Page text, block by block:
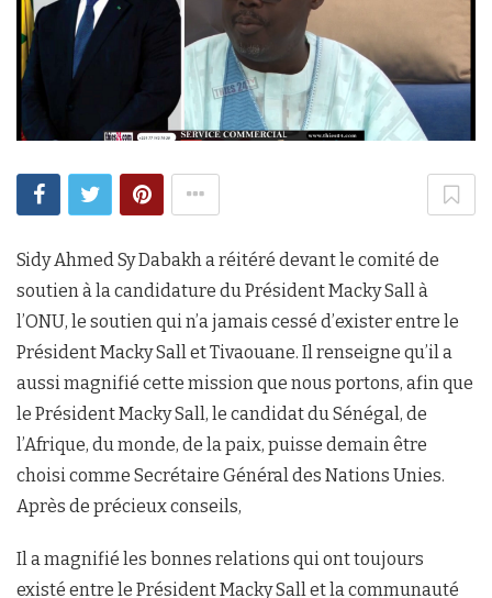
Sidy Ahmed Sy Dabakh a réitéré devant le comité de
soutien à la candidature du Président Macky Sall à
l’ONU, le soutien qui n’a jamais cessé d’exister entre le
Président Macky Sall et Tivaouane. Il renseigne qu’il a
aussi magnifié cette mission que nous portons, afin que
le Président Macky Sall, le candidat du Sénégal, de
l’Afrique, du monde, de la paix, puisse demain être
choisi comme Secrétaire Général des Nations Unies.
Après de précieux conseils,
Il a magnifié les bonnes relations qui ont toujours
existé entre le Président Macky Sall et la communauté